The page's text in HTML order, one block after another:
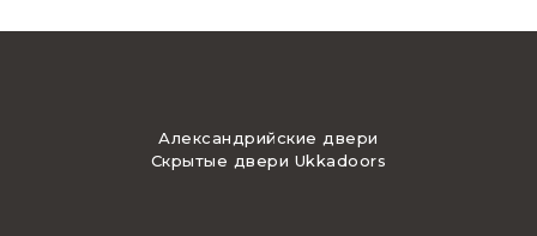
Александрийские двери
Скрытые двери Ukkadoors